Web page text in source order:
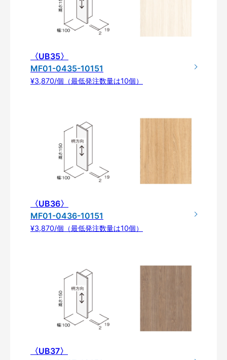
〈UB35〉
MF01-0435-10151
¥3,870/個（最低発注数量は10個）
〈UB36〉
MF01-0436-10151
¥3,870/個（最低発注数量は10個）
〈UB37〉